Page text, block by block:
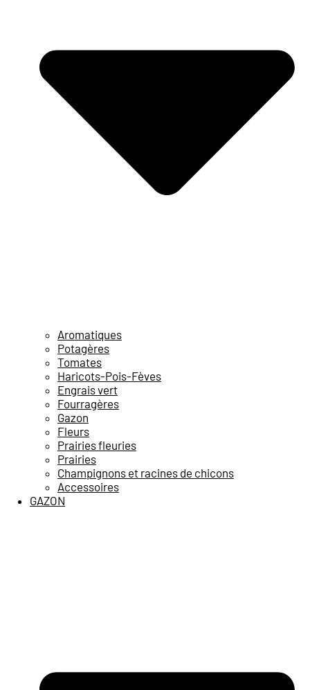
Aromatiques
Potagères
Tomates
Haricots-Pois-Fèves
Engrais vert
Fourragères
Gazon
Fleurs
Prairies fleuries
Prairies
Champignons et racines de chicons
Accessoires
GAZON